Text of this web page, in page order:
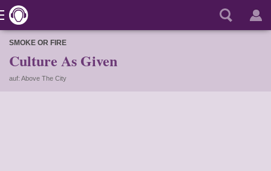
SMOKE OR FIRE
Culture As Given
auf: Above The City